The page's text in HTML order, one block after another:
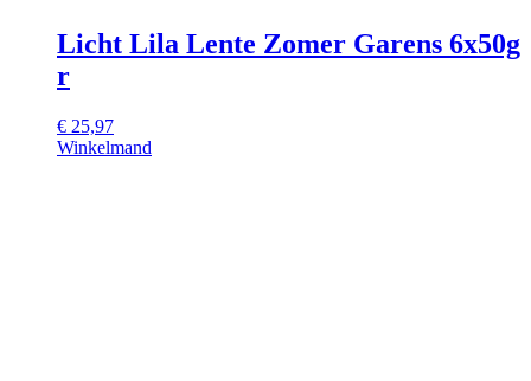
Licht Lila Lente Zomer Garens 6x50g
r
€ 25,97
Winkelmand